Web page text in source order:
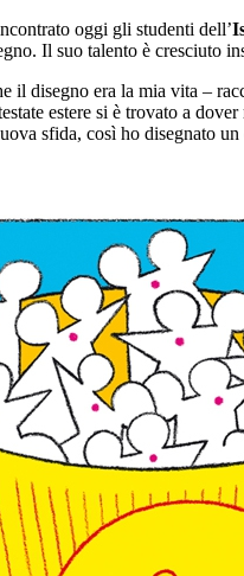
oggi gli studenti dell’
Il suo talento è cresciuto
il disegno era la mia vita –
estere si è trovato a
sfida, così ho disegnato